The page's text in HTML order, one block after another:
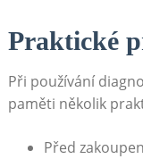
Praktické
Při používání
paměti několik
Před